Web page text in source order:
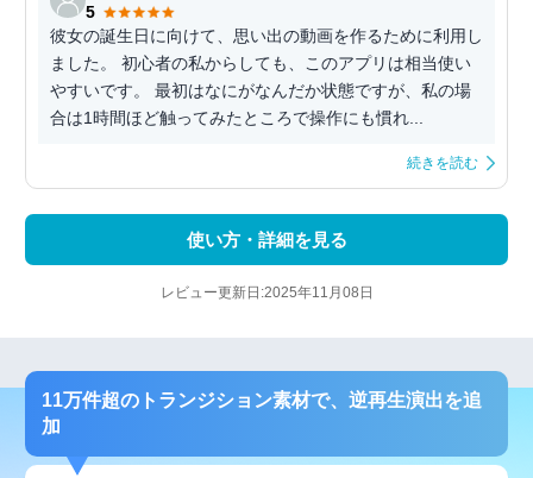
5
彼女の誕生日に向けて、思い出の動画を作るために利用し
ました。 初心者の私からしても、このアプリは相当使い
やすいです。 最初はなにがなんだか状態ですが、私の場
合は1時間ほど触ってみたところで操作にも慣れ...
続きを読む
使い方・詳細を見る
レビュー更新日:2025年11月08日
11万件超のトランジション素材で、逆再生演出を追
加